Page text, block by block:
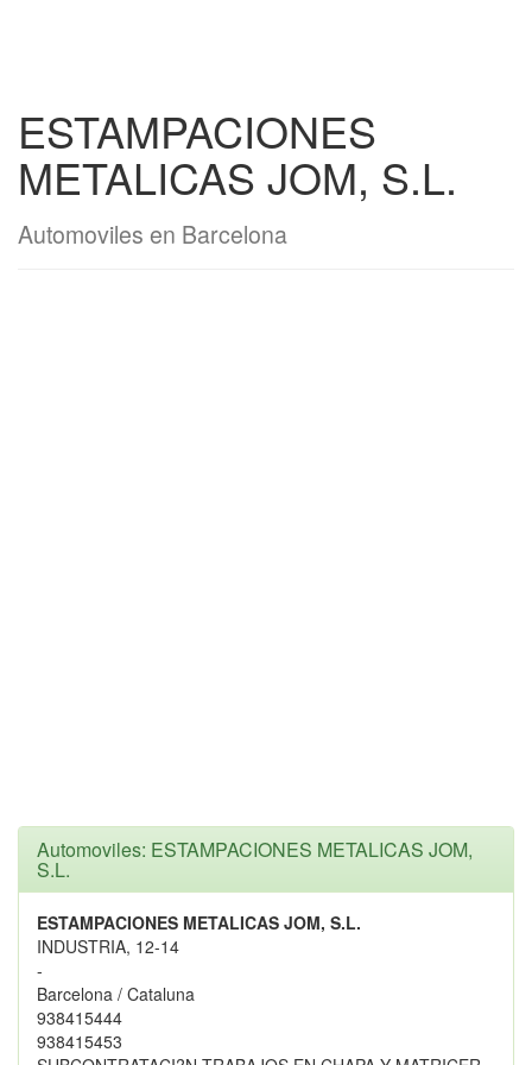
ESTAMPACIONES
METALICAS JOM, S.L.
Automoviles en Barcelona
Automoviles: ESTAMPACIONES METALICAS JOM,
S.L.
ESTAMPACIONES METALICAS JOM, S.L.
INDUSTRIA, 12-14
-
Barcelona / Cataluna
938415444
938415453